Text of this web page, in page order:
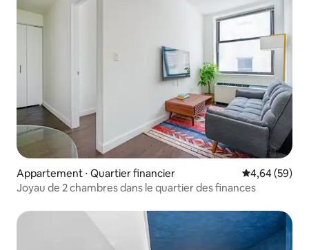
Appartement ⋅ Quartier financier Évaluation
4,64 (59)
Joyau de 2 chambres dans le quartier des finances